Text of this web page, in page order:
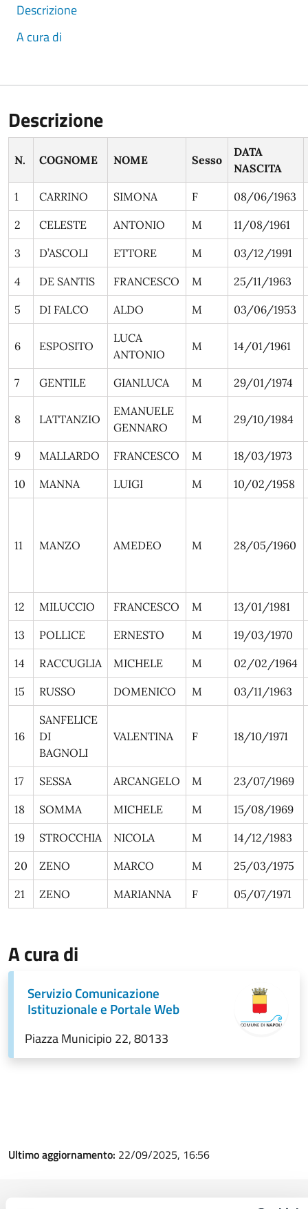
Descrizione
A cura di
Descrizione
N. COGNOME NOME Sesso
DATA
NASCITA
1 CARRINO SIMONA F 08/06/1963
2 CELESTE ANTONIO M 11/08/1961
3 D’ASCOLI ETTORE M 03/12/1991
4 DE SANTIS FRANCESCO M 25/11/1963
5 DI FALCO ALDO M 03/06/1953
6 ESPOSITO
LUCA
ANTONIO
M 14/01/1961
7 GENTILE GIANLUCA M 29/01/1974
8 LATTANZIO
EMANUELE
GENNARO
M 29/10/1984
9 MALLARDO FRANCESCO M 18/03/1973
10 MANNA LUIGI M 10/02/1958
11 MANZO AMEDEO M 28/05/1960
12 MILUCCIO FRANCESCO M 13/01/1981
13 POLLICE ERNESTO M 19/03/1970
14 RACCUGLIA MICHELE M 02/02/1964
15 RUSSO DOMENICO M 03/11/1963
16
SANFELICE
DI
BAGNOLI
VALENTINA F 18/10/1971
17 SESSA ARCANGELO M 23/07/1969
18 SOMMA MICHELE M 15/08/1969
19 STROCCHIA NICOLA M 14/12/1983
20 ZENO MARCO M 25/03/1975
21 ZENO MARIANNA F 05/07/1971
A cura di
Servizio Comunicazione
Istituzionale e Portale Web
Piazza Municipio 22, 80133
Ultimo aggiornamento: 22/09/2025, 16:56